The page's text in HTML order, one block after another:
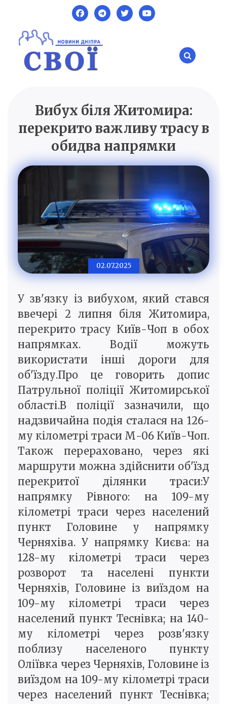
content
SVOI.DP.UA
Новини Дніпра
Вибух біля Житомира:
перекрито важливу трасу в
обидва напрямки
02.07.2025
У зв'язку із вибухом, який стався
ввечері 2 липня біля Житомира,
перекрито трасу Київ-Чоп в обох
напрямках. Водії можуть
використати інші дороги для
об'їзду.Про це говорить допис
Патрульної поліції Житомирської
області.В поліції зазначили, що
надзвичайна подія сталася на 126-
му кілометрі траси М-06 Київ-Чоп.
Також перераховано, через які
маршрути можна здійснити об'їзд
перекритої ділянки траси:У
напрямку Рівного: на 109-му
кілометрі траси через населений
пункт Головине у напрямку
Черняхіва. У напрямку Києва: на
128-му кілометрі траси через
розворот та населені пункти
Черняхів, Головине із виїздом на
109-му кілометрі траси через
населений пункт Теснівка; на 140-
му кілометрі через розв'язку
поблизу населеного пункту
Оліївка через Черняхів, Головине із
виїздом на 109-му кілометрі траси
через населений пункт Теснівка;